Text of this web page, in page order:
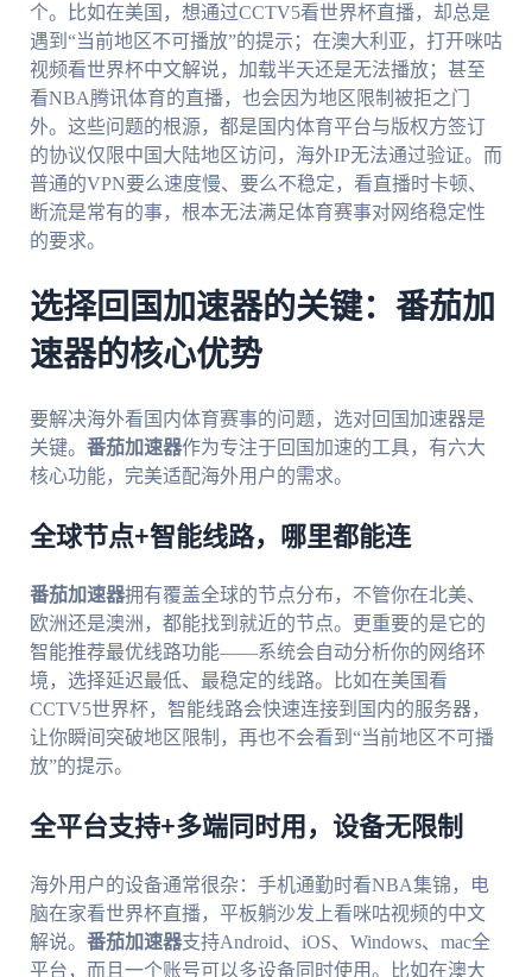
个。比如在美国，想通过CCTV5看世界杯直播，却总是
遇到“当前地区不可播放”的提示；在澳大利亚，打开咪咕
视频看世界杯中文解说，加载半天还是无法播放；甚至
看NBA腾讯体育的直播，也会因为地区限制被拒之门
外。这些问题的根源，都是国内体育平台与版权方签订
的协议仅限中国大陆地区访问，海外IP无法通过验证。而
普通的VPN要么速度慢、要么不稳定，看直播时卡顿、
断流是常有的事，根本无法满足体育赛事对网络稳定性
的要求。
选择回国加速器的关键：番茄加
速器的核心优势
要解决海外看国内体育赛事的问题，选对回国加速器是
关键。 番茄加速器作为专注于回国加速的工具，有六大
核心功能，完美适配海外用户的需求。
全球节点+智能线路，哪里都能连
番茄加速器拥有覆盖全球的节点分布，不管你在北美、
欧洲还是澳洲，都能找到就近的节点。更重要的是它的
智能推荐最优线路功能——系统会自动分析你的网络环
境，选择延迟最低、最稳定的线路。比如在美国看
CCTV5世界杯，智能线路会快速连接到国内的服务器，
让你瞬间突破地区限制，再也不会看到“当前地区不可播
放”的提示。
全平台支持+多端同时用，设备无限制
海外用户的设备通常很杂：手机通勤时看NBA集锦，电
脑在家看世界杯直播，平板躺沙发上看咪咕视频的中文
解说。 番茄加速器支持Android、iOS、Windows、mac全
平台，而且一个账号可以多设备同时使用。比如在澳大